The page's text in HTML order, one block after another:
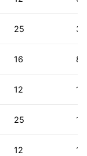
25 32
16 8
12 18
25 11
12 18